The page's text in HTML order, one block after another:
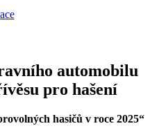
automobilu
pro hašení
hasičů v roce 2025“